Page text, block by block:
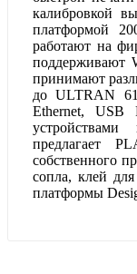
калибровкой
платформой
работают на
поддерживают
принимают
до ULTRAN
Ethernet, USB
предлагает
собственного
сопла, клей
платформы